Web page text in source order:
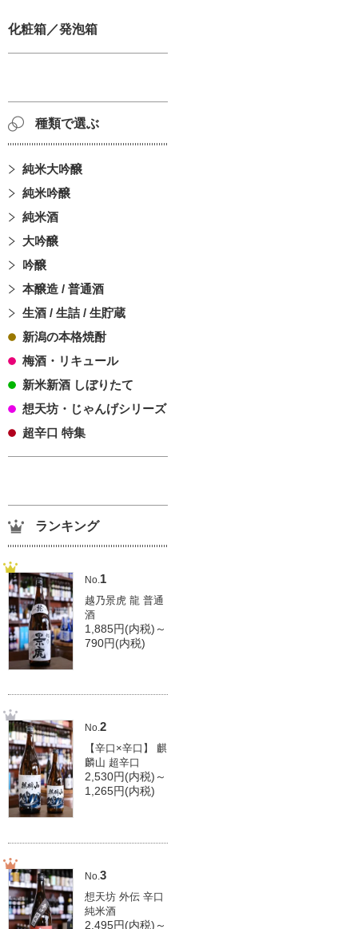
化粧箱／発泡箱
種類で選ぶ
純米大吟醸
純米吟醸
純米酒
大吟醸
吟醸
本醸造 / 普通酒
生酒 / 生詰 / 生貯蔵
新潟の本格焼酎
梅酒・リキュール
新米新酒 しぼりたて
想天坊・じゃんげシリーズ
超辛口 特集
ランキング
No.1
越乃景虎 龍 普通
酒
1,885円(内税)～
790円(内税)
No.2
【辛口×辛口】 麒
麟山 超辛口
2,530円(内税)～
1,265円(内税)
No. 3
想天坊 外伝 辛口
純米酒
2,495円(内税)～